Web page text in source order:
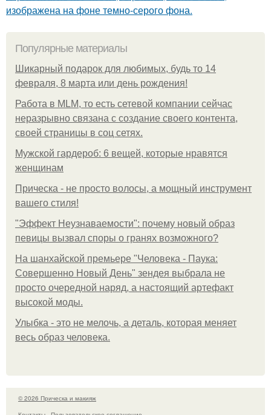
изображена на фоне темно-серого фона.
Популярные материалы
Шикарный подарок для любимых, будь то 14
февраля, 8 марта или день рождения!
Работа в MLM, то есть сетевой компании сейчас
неразрывно связана с создание своего контента,
своей страницы в соц сетях.
Мужской гардероб: 6 вещей, которые нравятся
женщинам
Прическа - не просто волосы, а мощный инструмент
вашего стиля!
"Эффект Неузнаваемости": почему новый образ
певицы вызвал споры о гранях возможного?
На шанхайской премьере "Человека - Паука:
Совершенно Новый День" зендея выбрала не
просто очередной наряд, а настоящий артефакт
высокой моды.
Улыбка - это не мелочь, а деталь, которая меняет
весь образ человека.
© 2026 Прическа и макияж